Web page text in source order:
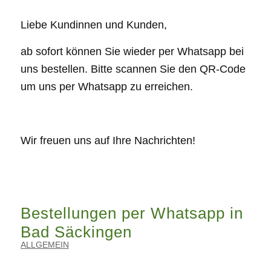
Liebe Kundinnen und Kunden,
ab sofort können Sie wieder per Whatsapp bei
uns bestellen. Bitte scannen Sie den QR-Code
um uns per Whatsapp zu erreichen.
Wir freuen uns auf Ihre Nachrichten!
Bestellungen per Whatsapp in
Bad Säckingen
ALLGEMEIN